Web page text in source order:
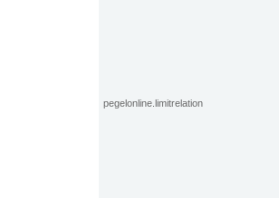
pegelonline.limitrelation